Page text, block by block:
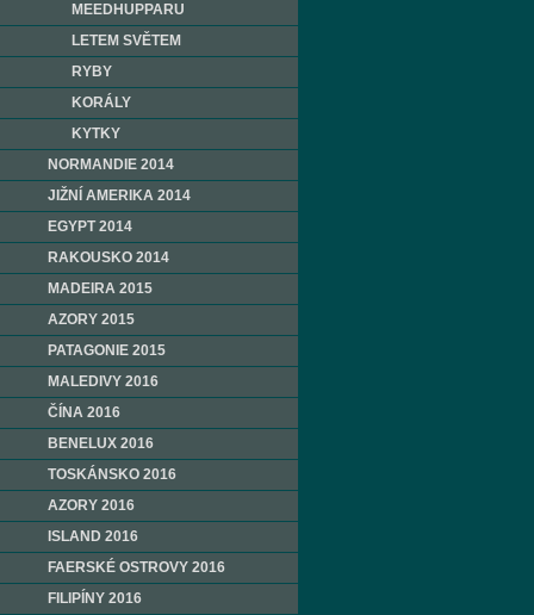
MEEDHUPPARU
LETEM SVĚTEM
RYBY
KORÁLY
KYTKY
NORMANDIE 2014
JIŽNÍ AMERIKA 2014
EGYPT 2014
RAKOUSKO 2014
MADEIRA 2015
AZORY 2015
PATAGONIE 2015
MALEDIVY 2016
ČÍNA 2016
BENELUX 2016
TOSKÁNSKO 2016
AZORY 2016
ISLAND 2016
FAERSKÉ OSTROVY 2016
FILIPÍNY 2016